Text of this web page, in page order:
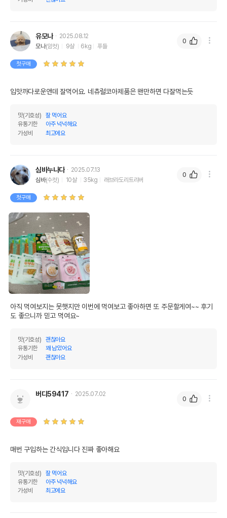
유모나
2025.08.12
모나(암컷) 9살 6kg 푸들
첫구매
입맛까다로운앤데 잘먹어요. 네츄럴코아제품은 왠만하면 다잘먹는듯
맛(기호성)
잘 먹어요
유통기한
아주 넉넉해요
가성비
최고에요
0
심바누나다
2025.07.13
심바(수컷) 10살 35kg 래브라도리트리버
첫구매
아직 먹여보지는 못햇지만 이번에 먹여보고 좋아하면 또 주문할게여~~ 후기
도 좋으니까 믿고 먹여요~
맛(기호성)
괜찮아요
유통기한
꽤 남았어요
가성비
괜찮아요
0
버디59417 2025.07.02
재구매
매번 구입하는 간식입니다 진짜 좋아해요
맛(기호성)
잘 먹어요
유통기한
아주 넉넉해요
가성비
최고에요
0